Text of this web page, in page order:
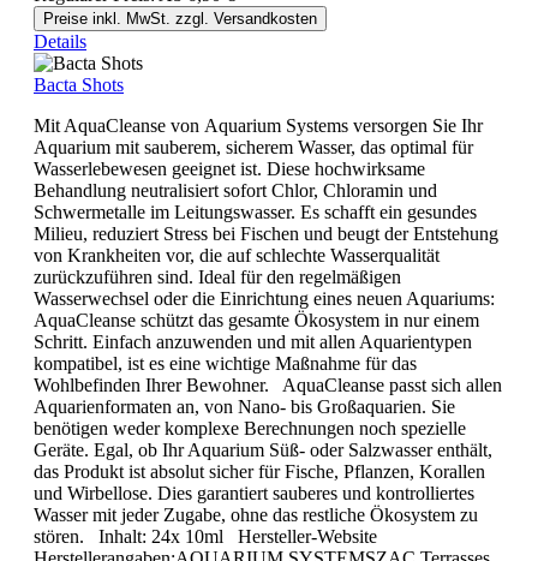
Preise inkl. MwSt. zzgl. Versandkosten
Details
Bacta Shots
Mit AquaCleanse von Aquarium Systems versorgen Sie Ihr
Aquarium mit sauberem, sicherem Wasser, das optimal für
Wasserlebewesen geeignet ist. Diese hochwirksame
Behandlung neutralisiert sofort Chlor, Chloramin und
Schwermetalle im Leitungswasser. Es schafft ein gesundes
Milieu, reduziert Stress bei Fischen und beugt der Entstehung
von Krankheiten vor, die auf schlechte Wasserqualität
zurückzuführen sind. Ideal für den regelmäßigen
Wasserwechsel oder die Einrichtung eines neuen Aquariums:
AquaCleanse schützt das gesamte Ökosystem in nur einem
Schritt. Einfach anzuwenden und mit allen Aquarientypen
kompatibel, ist es eine wichtige Maßnahme für das
Wohlbefinden Ihrer Bewohner. AquaCleanse passt sich allen
Aquarienformaten an, von Nano- bis Großaquarien. Sie
benötigen weder komplexe Berechnungen noch spezielle
Geräte. Egal, ob Ihr Aquarium Süß- oder Salzwasser enthält,
das Produkt ist absolut sicher für Fische, Pflanzen, Korallen
und Wirbellose. Dies garantiert sauberes und kontrolliertes
Wasser mit jeder Zugabe, ohne das restliche Ökosystem zu
stören. Inhalt: 24x 10ml Hersteller-Website